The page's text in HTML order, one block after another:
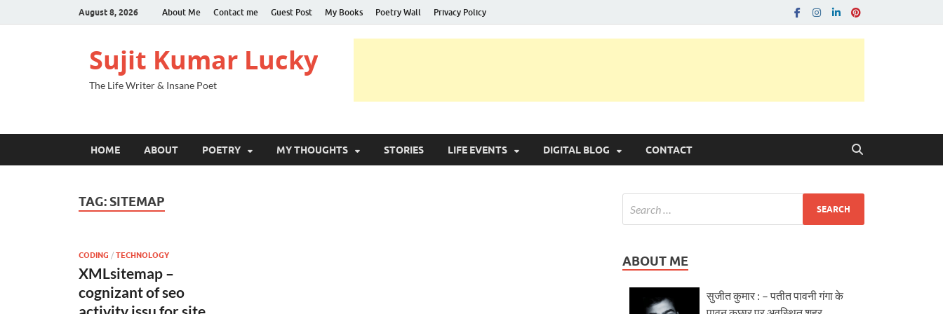
August 8, 2026 About Me Contact me Guest Post My Books Poetry Wall Privacy Policy
Sujit Kumar Lucky
The Life Writer & Insane Poet
HOME ABOUT POETRY MY THOUGHTS STORIES LIFE EVENTS DIGITAL BLOG CONTACT
TAG: SITEMAP
CODING / TECHNOLOGY
XMLsitemap –
cognizant of seo
ABOUT ME
सुजीत कुमार : – पतीत पावनी गंगा के